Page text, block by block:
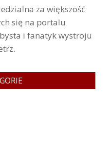
za większość
się na portalu
i fanatyk wystroju